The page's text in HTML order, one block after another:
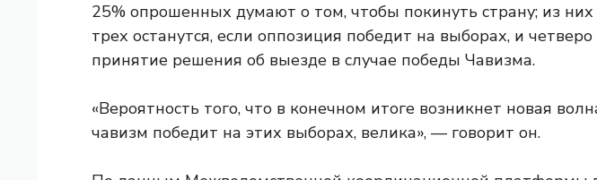
25% опрошенных думают о том, чтобы покинуть страну; из
трех останутся, если оппозиция победит на выборах, и
принятие решения об выезде в случае победы Чавизма.
«Вероятность того, что в конечном итоге возникнет новая
чавизм победит на этих выборах, велика», — говорит он.